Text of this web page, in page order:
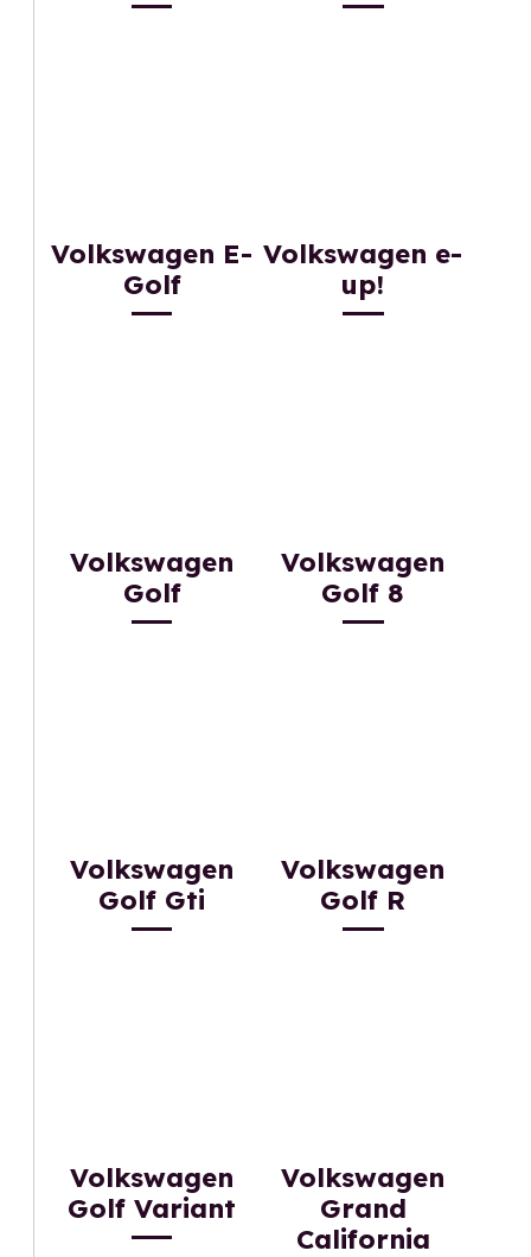
Volkswagen E-
Golf
Volkswagen e-
up!
Volkswagen
Golf
Volkswagen
Golf 8
Volkswagen
Golf Gti
Volkswagen
Golf R
Volkswagen
Golf Variant
Volkswagen
Grand
California